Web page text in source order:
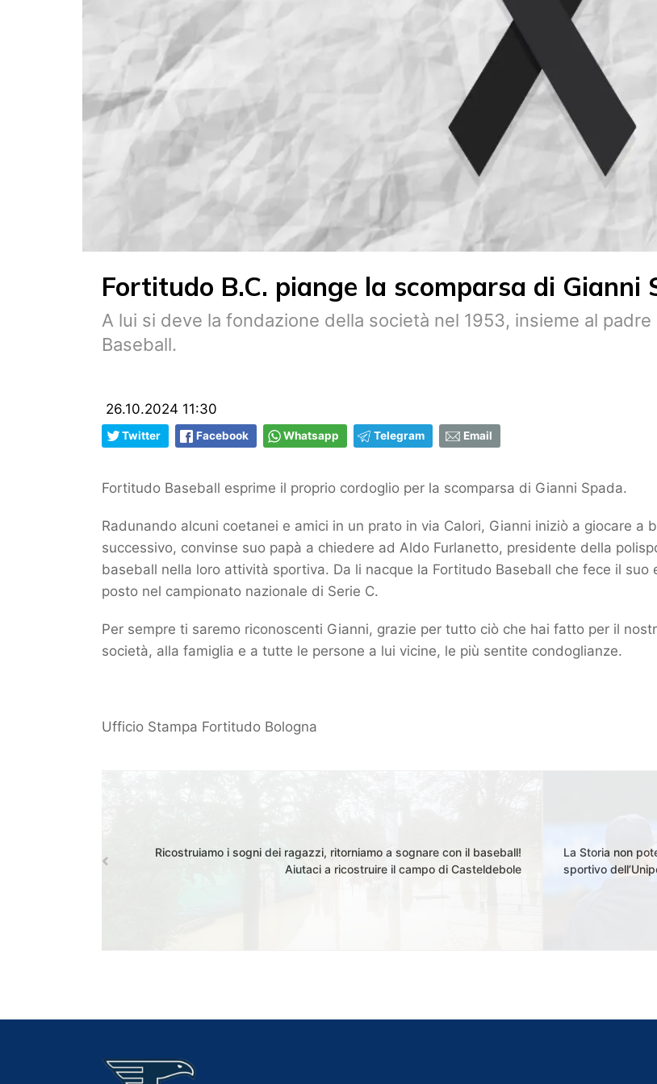
Fortitudo B.C. piange la scomparsa di Gianni
A lui si deve la fondazione della società nel 1953, insieme al
Baseball.
26.10.2024 11:30
Twitter Facebook Whatsapp Telegram Email
Fortitudo Baseball esprime il proprio cordoglio per la scomparsa di Gianni Spada.
Radunando alcuni coetanei e amici in un prato in via Calori, Gianni iniziò a giocare a
successivo, convinse suo papà a chiedere ad Aldo Furlanetto, presidente della
baseball nella loro attività sportiva. Da li nacque la Fortitudo Baseball che fece il
posto nel campionato nazionale di Serie C.
Per sempre ti saremo riconoscenti Gianni, grazie per tutto ciò che hai fatto per il
società, alla famiglia e a tutte le persone a lui vicine, le più sentite condoglianze.
Ufficio Stampa Fortitudo Bologna
Ricostruiamo i sogni dei ragazzi, ritorniamo a sognare con il baseball!
Aiutaci a ricostruire il campo di Casteldebole
La Storia non
sportivo